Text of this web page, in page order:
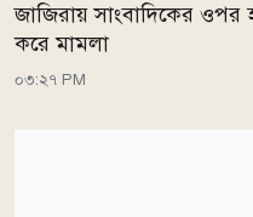
জাজিরায় সাংবাদিকের ওপর
করে মামলা
০৩:২৭ PM